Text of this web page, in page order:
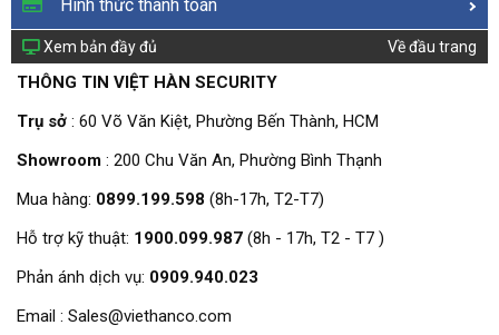
Hình thức thanh toán
Xem bản đầy đủ Về đầu trang
THÔNG TIN VIỆT HÀN SECURITY
Trụ sở : 60 Võ Văn Kiệt, Phường Bến Thành, HCM
Showroom : 200 Chu Văn An, Phường Bình Thạnh
Mua hàng: 0899.199.598 (8h-17h, T2-T7)
Hỗ trợ kỹ thuật: 1900.099.987 (8h - 17h, T2 - T7 )
Phản ánh dịch vụ: 0909.940.023
Email : Sales@viethanco.com